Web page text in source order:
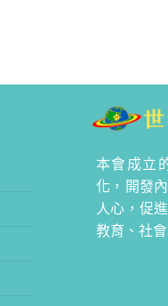
本會成立
化，開發
人心，促
教育、社